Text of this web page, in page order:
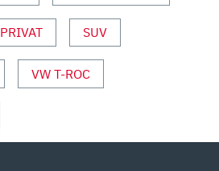
PRIVAT SUV
VW T-ROC